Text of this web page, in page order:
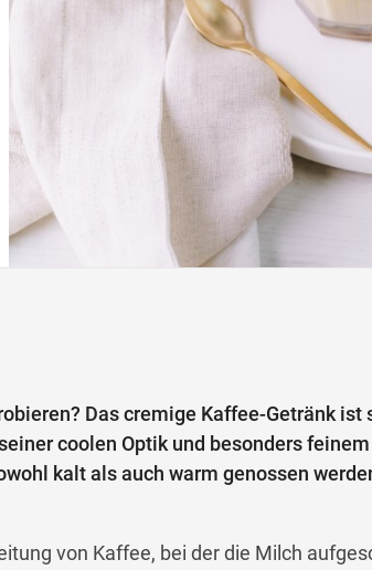
Das cremige Kaffee-Getränk ist
coolen Optik und besonders feinem
kalt als auch warm genossen
von Kaffee, bei der die Milch